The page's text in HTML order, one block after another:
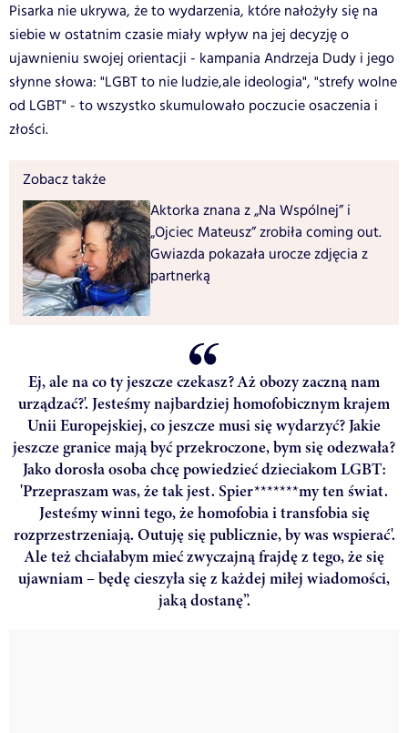
Pisarka nie ukrywa, że to wydarzenia, które nałożyły się na
siebie w ostatnim czasie miały wpływ na jej decyzję o
ujawnieniu swojej orientacji - kampania Andrzeja Dudy i jego
słynne słowa: "LGBT to nie ludzie,ale ideologia", "strefy wolne
od LGBT" - to wszystko skumulowało poczucie osaczenia i
złości.
Zobacz także
Aktorka znana z „Na Wspólnej” i
„Ojciec Mateusz” zrobiła coming out.
Gwiazda pokazała urocze zdjęcia z
partnerką
Ej, ale na co ty jeszcze czekasz? Aż obozy zaczną nam
urządzać?'. Jesteśmy najbardziej homofobicznym krajem
Unii Europejskiej, co jeszcze musi się wydarzyć? Jakie
jeszcze granice mają być przekroczone, bym się odezwała?
Jako dorosła osoba chcę powiedzieć dzieciakom LGBT:
'Przepraszam was, że tak jest. Spier*******my ten świat.
Jesteśmy winni tego, że homofobia i transfobia się
rozprzestrzeniają. Outuję się publicznie, by was wspierać'.
Ale też chciałabym mieć zwyczajną frajdę z tego, że się
ujawniam – będę cieszyła się z każdej miłej wiadomości,
jaką dostanę”.